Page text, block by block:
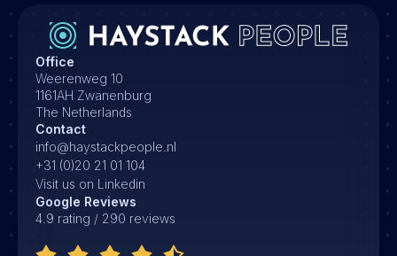
Office
Weerenweg 10
1161AH Zwanenburg
The Netherlands
Contact
info@haystackpeople.nl
+31 (0)20 21 01 104
Visit us on Linkedin
Google Reviews
4.9 rating / 290 reviews